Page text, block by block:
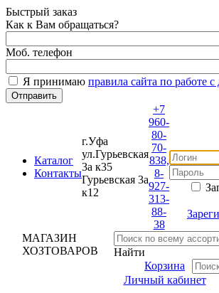
Быстрый заказ
Как к Вам обращаться?
Моб. телефон
Я принимаюправила сайта по работе с
Каталог
Контакты
г.Уфа
ул.Гурьевская
3а к35
Гурьевская 3а
к12
+7
960-
80-
70-
838,
8-
927-
313-
88-
38
МАГАЗИН
ХОЗТОВАРОВ
Найти
Корзина
Личный кабинет